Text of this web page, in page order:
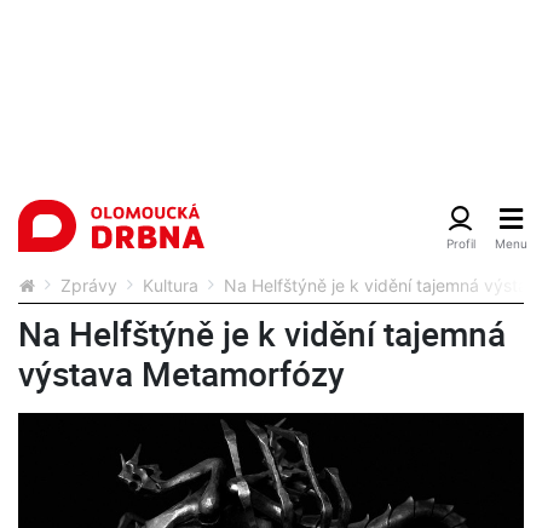
Zprávy Kultura Na Helfštýně je k vidění tajemná
Na Helfštýně je k vidění tajemná
výstava Metamorfózy